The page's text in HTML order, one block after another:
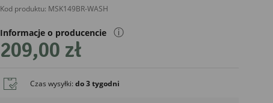
Kod produktu: MSK149BR-WASH
Informacje o producencie
Prezent Marek Sikorski
ⓘ
209,00 zł
Czas wysyłki:do 3 tygodni